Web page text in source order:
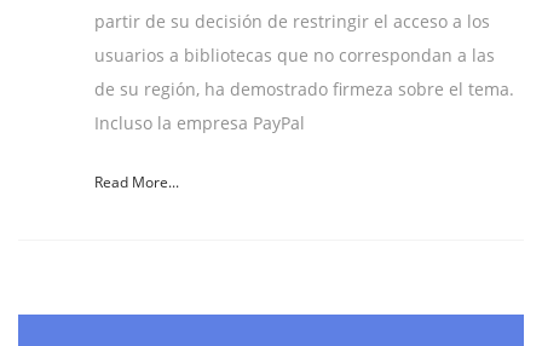
partir de su decisión de restringir el acceso a los
usuarios a bibliotecas que no correspondan a las
de su región, ha demostrado firmeza sobre el tema.
Incluso la empresa PayPal
Read More...